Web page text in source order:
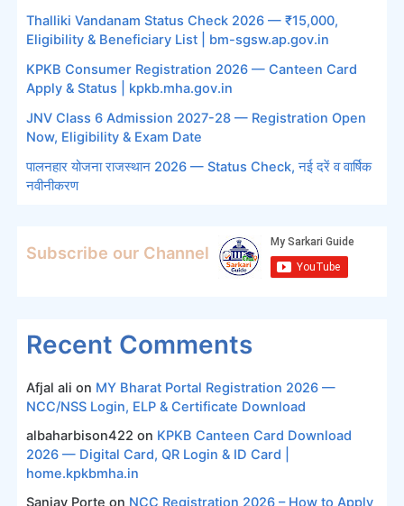
Thalliki Vandanam Status Check 2026 — ₹15,000,
Eligibility & Beneficiary List | bm-sgsw.ap.gov.in
KPKB Consumer Registration 2026 — Canteen Card
Apply & Status | kpkb.mha.gov.in
JNV Class 6 Admission 2027-28 — Registration Open
Now, Eligibility & Exam Date
पालनहार योजना राजस्थान 2026 — Status Check, नई दरें व वार्षिक
नवीनीकरण
Subscribe our Channel
Recent Comments
Afjal ali on MY Bharat Portal Registration 2026 —
NCC/NSS Login, ELP & Certificate Download
albaharbison422 on KPKB Canteen Card Download
2026 — Digital Card, QR Login & ID Card |
home.kpkbmha.in
Sanjay Porte on NCC Registration 2026 – How to Apply